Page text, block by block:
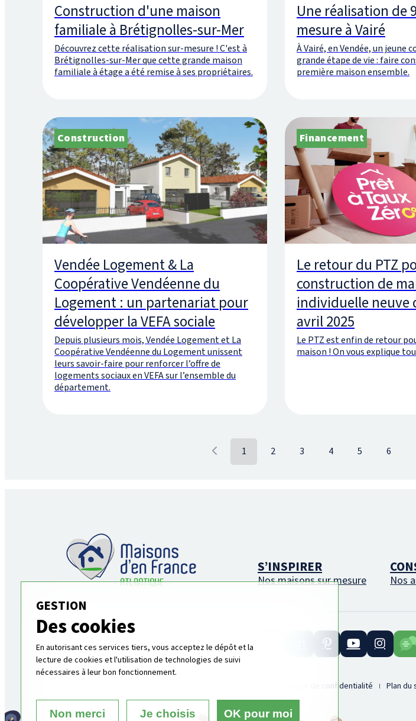
Construction d'une maison
familiale à Brétignolles-sur-Mer
Découvrez cette réalisation sur-mesure ! C'est à
Brétignolles-sur-Mer que cette grande maison
familiale à étage a été remise à ses propriétaires.
Une réalisation de
mesure à Vairé
À Vairé, en Vendée, un jeune
grande étape de vie : faire
première maison ensemble.
Construction
Vendée Logement & La
Coopérative Vendéenne du
Logement : un partenariat pour
développer la VEFA sociale
Depuis plusieurs mois, Vendée Logement et La
Coopérative Vendéenne du Logement unissent
leurs savoir-faire pour renforcer l’offre de
logements sociaux en VEFA sur l’ensemble du
département.
Financement
Le retour du PTZ
construction de
individuelle neuve
avril 2025
Le PTZ est enfin de retour
maison ! On vous explique
1 2 3 4 5 6
S’INSPIRER
Nos maisons sur mesure Nos
Suivez-nous sur nos réseaux sociaux
et recevez les dernières nouvelles !
Politique de confidentialité Plan du
GESTION
Des cookies
En autorisant ces services tiers, vous acceptez le dépôt et la
lecture de cookies et l'utilisation de technologies de suivi
nécessaires à leur bon fonctionnement.
Non merci Je choisis OK pour moi